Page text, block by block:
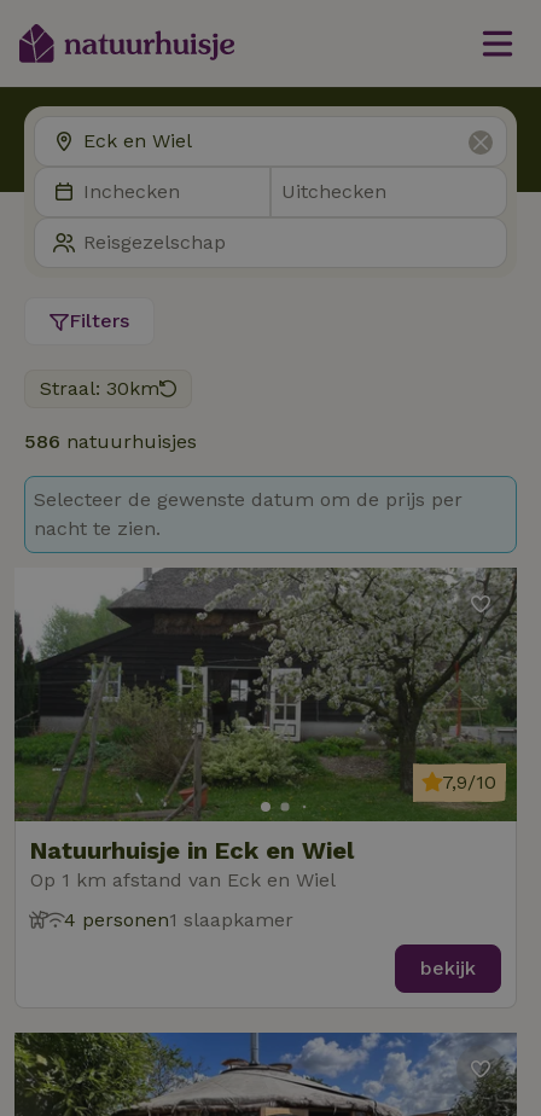
Filters
Straal: 30km
586 natuurhuisjes
Selecteer de gewenste datum om de prijs per
nacht te zien.
Natuurhuisje in Eck en Wiel
Op 1 km afstand van Eck en Wiel
7,9/10
4 personen1 slaapkamer
bekijk